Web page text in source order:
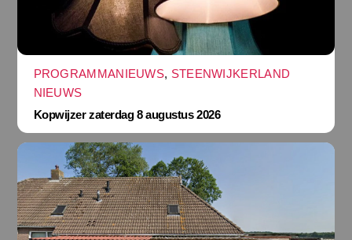
PROGRAMMANIEUWS, STEENWIJKERLAND
NIEUWS
Kopwijzer zaterdag 8 augustus 2026